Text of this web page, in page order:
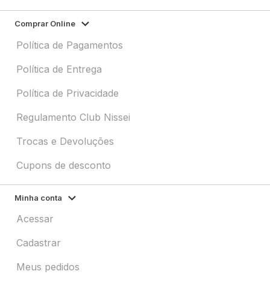
Comprar Online
Política de Pagamentos
Política de Entrega
Política de Privacidade
Regulamento Club Nissei
Trocas e Devoluções
Cupons de desconto
Minha conta
Acessar
Cadastrar
Meus pedidos